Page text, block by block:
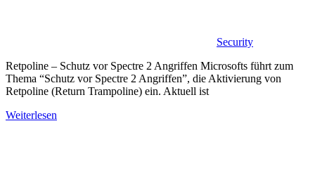
Security
Retpoline – Schutz vor Spectre 2 Angriffen Microsofts führt zum
Thema “Schutz vor Spectre 2 Angriffen”, die Aktivierung von
Retpoline (Return Trampoline) ein. Aktuell ist
Weiterlesen